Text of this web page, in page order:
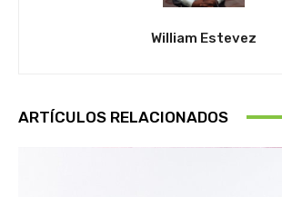
William Estevez
ARTÍCULOS RELACIONADOS